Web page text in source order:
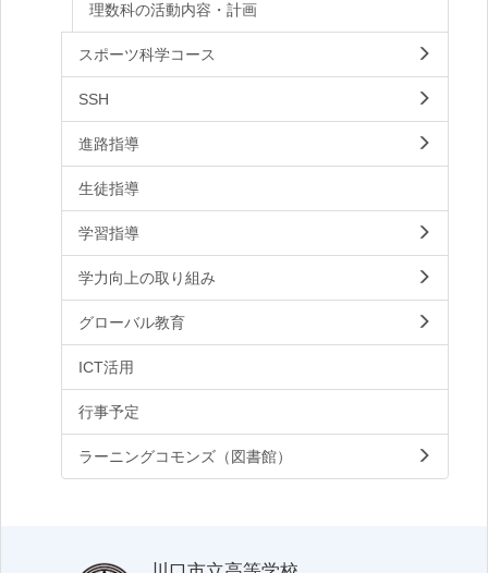
理数科の活動内容・計画
スポーツ科学コース
SSH
進路指導
生徒指導
学習指導
学力向上の取り組み
グローバル教育
ICT活用
行事予定
ラーニングコモンズ（図書館）